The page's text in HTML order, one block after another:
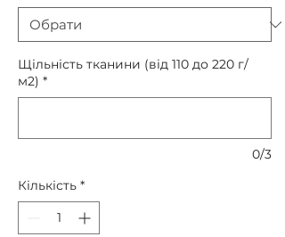
Щільність тканини (від 110 до 220 г/
м2) *
0/3
Кількість *